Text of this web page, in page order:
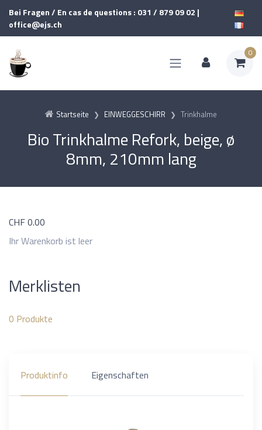
Bei Fragen / En cas de questions : 031 / 879 09 02 |
office@ejs.ch
0
Startseite EINWEGGESCHIRR Trinkhalme
Bio Trinkhalme Refork, beige, ø
8mm, 210mm lang
CHF0.00
Ihr Warenkorb ist leer
Merklisten
0 Produkte
Produktinfo Eigenschaften